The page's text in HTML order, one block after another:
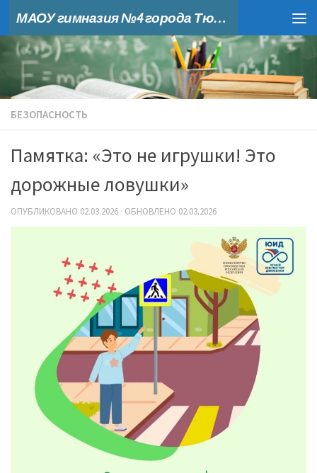
Skip to content МАОУ гимназия №4 города Тюмени
БЕЗОПАСНОСТЬ
Памятка: «Это не игрушки! Это
дорожные ловушки»
ОПУБЛИКОВАНО 02.03.2026 · ОБНОВЛЕНО 02.03.2026